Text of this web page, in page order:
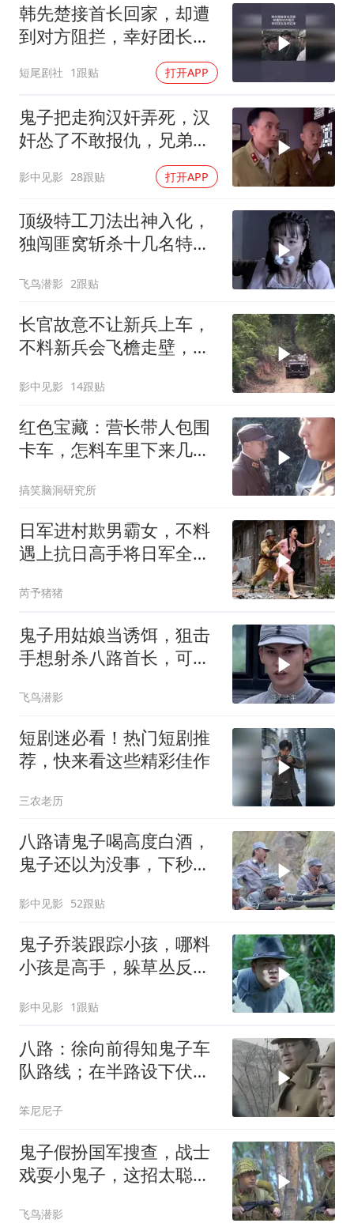
韩先楚接首长回家，却遭
到对方阻拦，幸好团长及
短尾剧社 1跟贴 打开APP
鬼子把走狗汉奸弄死，汉
奸怂了不敢报仇，兄弟一
影中见影 28跟贴 打开APP
顶级特工刀法出神入化，
独闯匪窝斩杀十几名特
飞鸟潜影 2跟贴
长官故意不让新兵上车，
不料新兵会飞檐走壁，场
影中见影 14跟贴
红色宝藏：营长带人包围
卡车，怎料车里下来几十
搞笑脑洞研究所
日军进村欺男霸女，不料
遇上抗日高手将日军全部
芮予猪猪
鬼子用姑娘当诱饵，狙击
手想射杀八路首长，可是
飞鸟潜影
短剧迷必看！热门短剧推
荐，快来看这些精彩佳作
三农老历
八路请鬼子喝高度白酒，
鬼子还以为没事，下秒可
影中见影 52跟贴
鬼子乔装跟踪小孩，哪料
小孩是高手，躲草丛反击
影中见影 1跟贴
八路：徐向前得知鬼子车
队路线；在半路设下伏击
笨尼尼子
鬼子假扮国军搜查，战士
戏耍小鬼子，这招太聪明
飞鸟潜影